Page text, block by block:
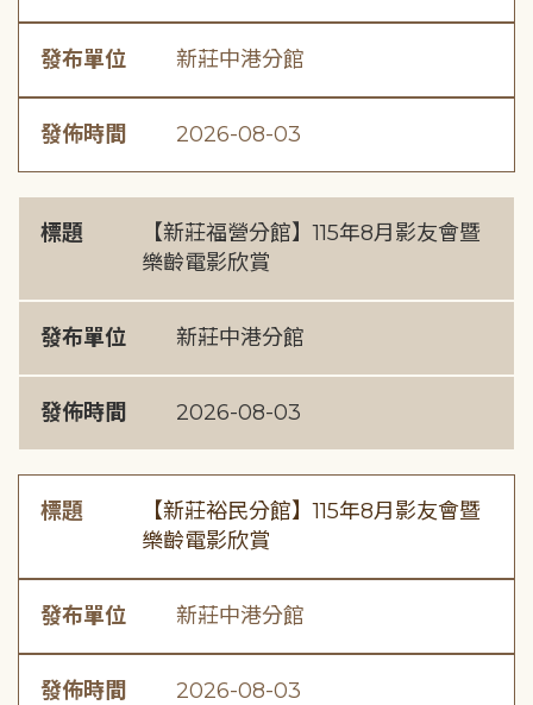
發布單位 新莊中港分館
發佈時間 2026-08-03
標題
【新莊福營分館】115年8月影友會暨
樂齡電影欣賞
發布單位 新莊中港分館
發佈時間 2026-08-03
標題
【新莊裕民分館】115年8月影友會暨
樂齡電影欣賞
發布單位 新莊中港分館
發佈時間 2026-08-03